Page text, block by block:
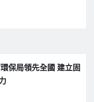
保局領先全國 建立固